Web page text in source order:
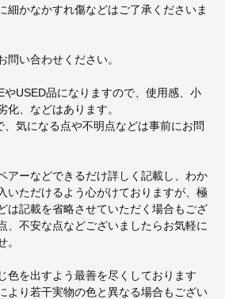
細かなかすれ傷などはご了承くださいま
問い合わせください。
USED品になりますので、使用感、小
化、などはあります。
、気になる点や不明点などは事前にお問
アーなどできるだけ詳しく記載し、わか
いただけるよう心がけておりますが、極
は記載を省略させていただく場合もござ
、不安な点などございましたらお気軽に
。
色を出すよう最善を尽くしております
より若干実物の色と異なる場合もござい